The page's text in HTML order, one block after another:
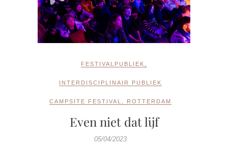
FESTIVALPUBLIEK
INTERDISCIPLINAIR PUBLIEK
CAMPSITE FESTIVAL ROTTERDAM
Even niet dat lijf
05/04/2023